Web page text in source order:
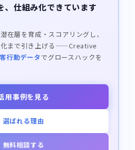
、仕組み化できています
在層を育成・スコアリングし、
化まで引き上げる——Creative
行動データでグロースハックを
用事例を見る
選ばれる理由
無料相談する